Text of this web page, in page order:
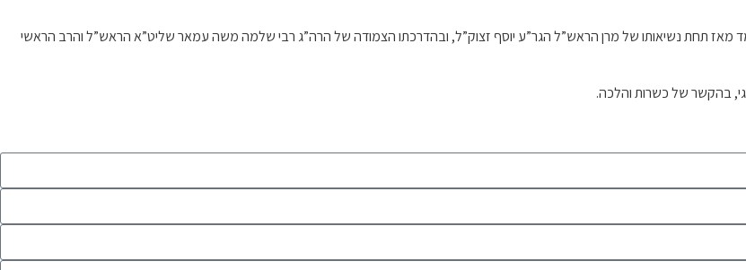
מאז תחת נשיאותו של מרן הראש”ל הגר”ע יוסף זצוק”ל, ובהדרכתו הצמודה של הרה”ג רבי שלמה משה עמאר שליט”א הראש”ל והרב הראשי
בהקשר של כשרות והלכה.